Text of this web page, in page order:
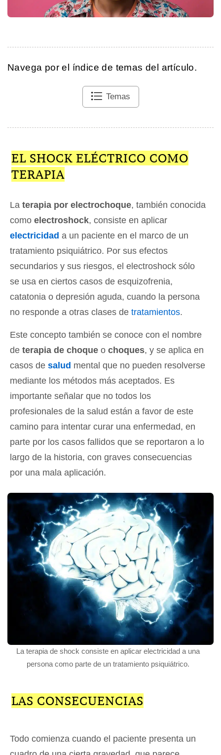
Navega por el índice de temas del artículo.
Temas
EL SHOCK ELÉCTRICO COMO
TERAPIA
La terapia por electrochoque, también conocida
como electroshock, consiste en aplicar
electricidad a un paciente en el marco de un
tratamiento psiquiátrico. Por sus efectos
secundarios y sus riesgos, el electroshock sólo
se usa en ciertos casos de esquizofrenia,
catatonia o depresión aguda, cuando la persona
no responde a otras clases de tratamientos.
Este concepto también se conoce con el nombre
de terapia de choque o choques, y se aplica en
casos de salud mental que no pueden resolverse
mediante los métodos más aceptados. Es
importante señalar que no todos los
profesionales de la salud están a favor de este
camino para intentar curar una enfermedad, en
parte por los casos fallidos que se reportaron a lo
largo de la historia, con graves consecuencias
por una mala aplicación.
La terapia de shock consiste en aplicar electricidad a una
persona como parte de un tratamiento psiquiátrico.
LAS CONSECUENCIAS
Todo comienza cuando el paciente presenta un